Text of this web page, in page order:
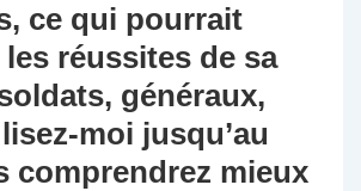
ce qui pourrait
réussites de sa
généraux,
moi jusqu’au
comprendrez mieux